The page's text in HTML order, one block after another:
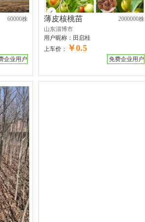
60000株
企业用户
薄皮核桃苗
2000000株
山东淄博市
用户昵称： 田启桂
上车价：
￥0.5
免费企业用户